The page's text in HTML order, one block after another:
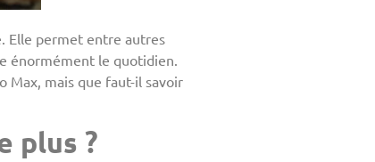
Elle permet entre autres
énormément le quotidien.
Max, mais que faut-il savoir
plus ?